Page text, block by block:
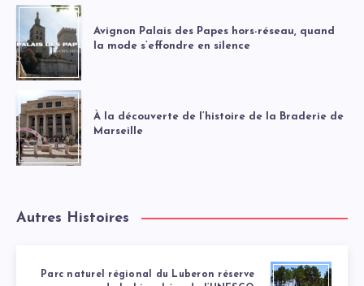
Avignon Palais des Papes hors-réseau, quand
la mode s’effondre en silence
À la découverte de l’histoire de la Braderie de
Marseille
Autres Histoires
Parc naturel régional du Luberon réserve